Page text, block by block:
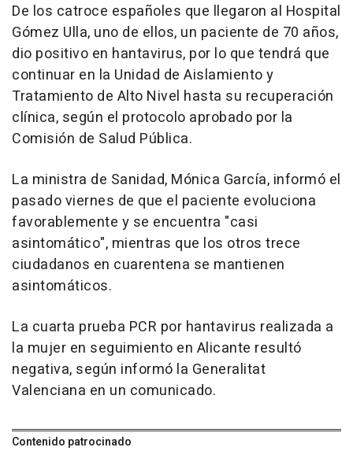
De los catroce españoles que llegaron al Hospital
Gómez Ulla, uno de ellos, un paciente de 70 años,
dio positivo en hantavirus, por lo que tendrá que
continuar en la Unidad de Aislamiento y
Tratamiento de Alto Nivel hasta su recuperación
clínica, según el protocolo aprobado por la
Comisión de Salud Pública.
La ministra de Sanidad, Mónica García, informó el
pasado viernes de que el paciente evoluciona
favorablemente y se encuentra "casi
asintomático", mientras que los otros trece
ciudadanos en cuarentena se mantienen
asintomáticos.
La cuarta prueba PCR por hantavirus realizada a
la mujer en seguimiento en Alicante resultó
negativa, según informó la Generalitat
Valenciana en un comunicado.
Contenido patrocinado